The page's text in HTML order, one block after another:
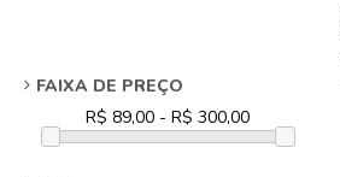
FAIXA DE PREÇO